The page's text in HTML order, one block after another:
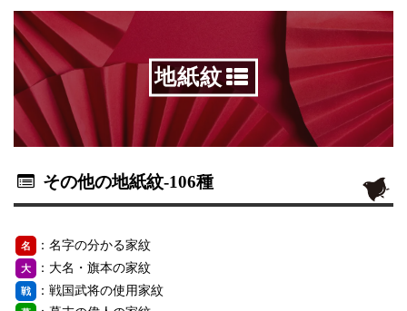
地紙紋
その他の地紙紋-106種
名 ：名字の分かる家紋
大 ：大名・旗本の家紋
戦 ：戦国武将の使用家紋